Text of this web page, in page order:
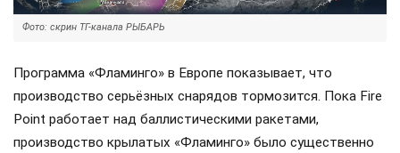
Фото: скрин ТГ-канала РЫБАРЬ
Программа «Фламинго» в Европе показывает, что
производство серьёзных снарядов тормозится. Пока Fire
Point работает над баллистическими ракетами,
производство крылатых «Фламинго» было существенно